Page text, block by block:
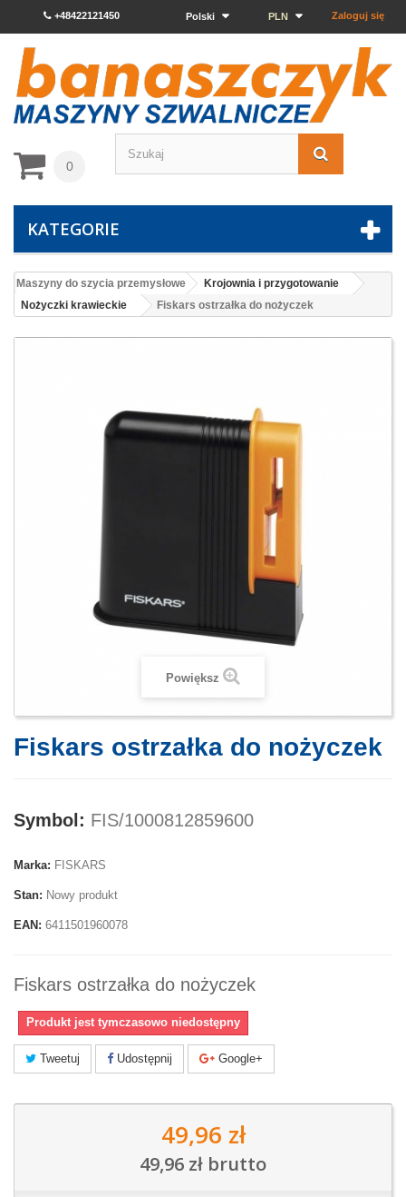
Zaloguj się
PLN
Polski
+48422121450
0
KATEGORIE
Maszyny do szycia przemysłowe
Krojownia i przygotowanie
Nożyczki krawieckie
Fiskars ostrzałka do nożyczek
Powiększ
Fiskars ostrzałka do nożyczek
Symbol: FIS/1000812859600
Marka: FISKARS
Stan: Nowy produkt
EAN: 6411501960078
Fiskars ostrzałka do nożyczek
Produkt jest tymczasowo niedostępny
Tweetuj Udostępnij Google+
49,96 zł
49,96 zł brutto